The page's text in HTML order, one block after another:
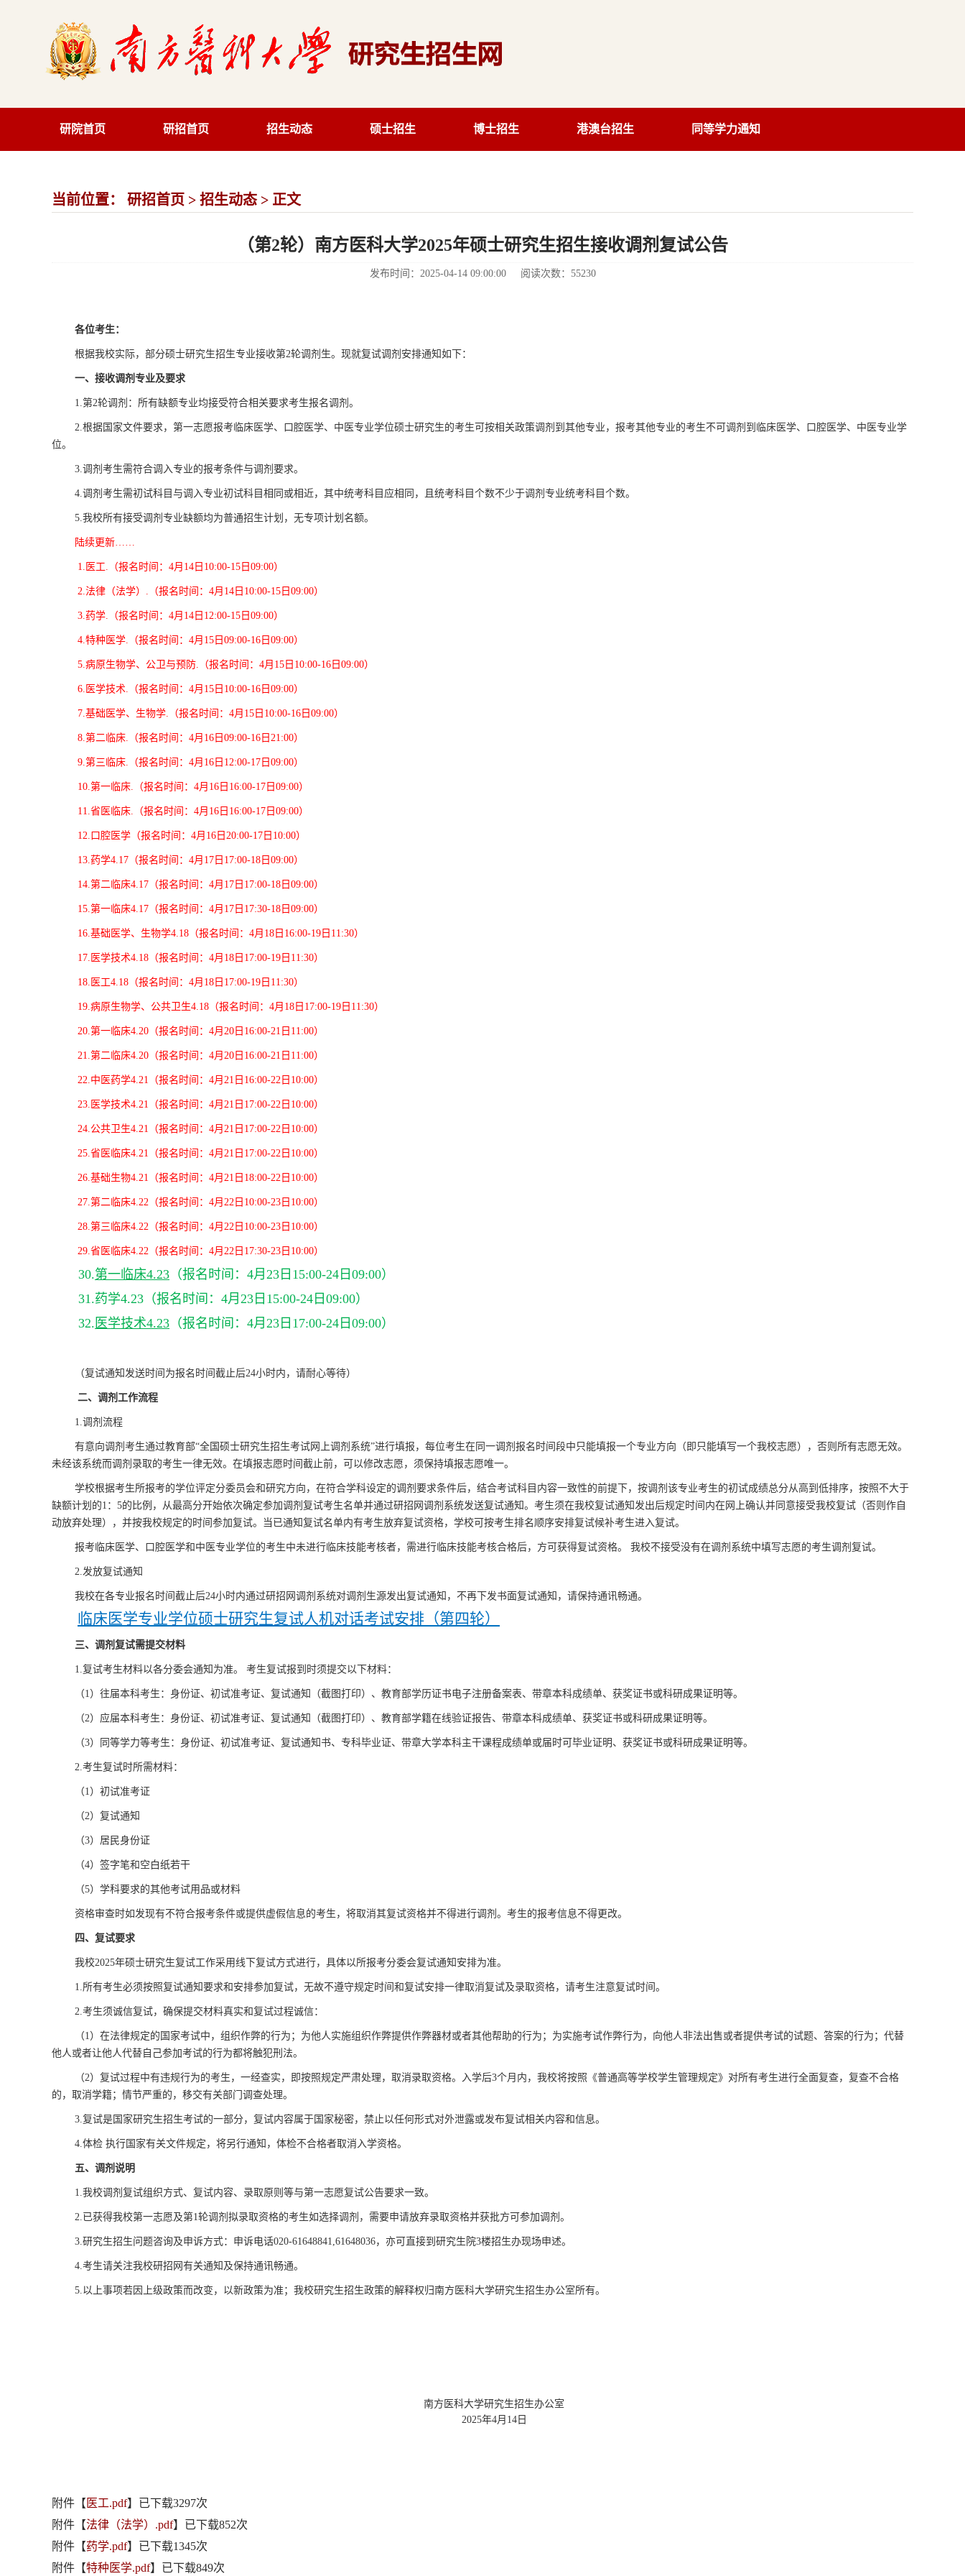
研院首页 研招首页 招生动态 硕士招生 博士招生 港澳台招生 同等学力通知
当前位置： 研招首页 > 招生动态> 正文
（第2轮）南方医科大学2025年硕士研究生招生接收调剂复试公告
发布时间：2025-04-14 09:00:00 阅读次数： 55230
各位考生：
根据我校实际，部分硕士研究生招生专业接收第2轮调剂生。现就复试调剂安排通知如下：
一、接收调剂专业及要求
1.第2轮调剂：所有缺额专业均接受符合相关要求考生报名调剂。
2.根据国家文件要求，第一志愿报考临床医学、口腔医学、中医专业学位硕士研究生的考生可按相关政策调剂到其他专业，报考其他专业的考生不可调剂到临床医学、口腔医学、中医专业学
位。
3.调剂考生需符合调入专业的报考条件与调剂要求。
4.调剂考生需初试科目与调入专业初试科目相同或相近，其中统考科目应相同，且统考科目个数不少于调剂专业统考科目个数。
5.我校所有接受调剂专业缺额均为普通招生计划，无专项计划名额。
陆续更新……
1. 医工. （报名时间：4月14日10:00-15日09:00）
2.法律（法学）. （报名时间：4月14日10:00-15日09:00）
3.药学. （报名时间：4月14日12:00-15日09:00）
4.特种医学. （报名时间：4月15日09:00-16日09:00）
5.病原生物学、公卫与预防. （报名时间：4月15日10:00-16日09:00）
6. 医学技术. （报名时间：4月15日10:00-16日09:00）
7.基础医学、生物学. （报名时间：4月15日10:00-16日09:00）
8.第二临床. （报名时间：4月16日09:00-16日21:00）
9.第三临床. （报名时间：4月16日12:00-17日09:00）
10.第一临床. （报名时间：4月16日16:00-17日09:00）
11.省医临床. （报名时间：4月16日16:00-17日09:00）
12. 口腔医学（报名时间：4月16日20:00-17日10:00）
13.药学4.17 （报名时间：4月17日17:00-18日09:00）
14.第二临床4.17 （报名时间：4月17日17:00-18日09:00）
15.第一临床4.17 （报名时间：4月17日17:30-18日09:00）
16.基础医学、生物学4.18（报名时间：4月18日16:00-19日11:30）
17. 医学技术4.18 （报名时间：4月18日17:00-19日11:30）
18. 医工4.18 （报名时间：4月18日17:00-19日11:30）
19.病原生物学、公共卫生4.18 （报名时间：4月18日17:00-19日11:30）
20.第一临床4.20 （报名时间：4月20日16:00-21日11:00）
21.第二临床4.20（报名时间：4月20日16:00-21日11:00）
22.中医药学4.21 （报名时间：4月21日16:00-22日10:00）
23. 医学技术4.21 （报名时间：4月21日17:00-22日10:00）
24.公共卫生4.21 （报名时间：4月21日17:00-22日10:00）
25.省医临床4.21 （报名时间：4月21日17:00-22日10:00）
26.基础生物4.21 （报名时间：4月21日18:00-22日10:00）
27.第二临床4.22 （报名时间：4月22日10:00-23日10:00）
28.第三临床4.22 （报名时间：4月22日10:00-23日10:00）
29.省医临床4.22 （报名时间：4月22日17:30-23日10:00）
30.第一临床4.23 （报名时间：4月23日15:00-24日09:00）
31.药学4.23 （报名时间：4月23日15:00-24日09:00）
32. 医学技术4.23 （报名时间：4月23日17:00-24日09:00）
（复试通知发送时间为报名时间截止后24小时内，请耐心等待）
二、调剂工作流程
1.调剂流程
有意向调剂考生通过教育部“全国硕士研究生招生考试网上调剂系统”进行填报，每位考生在同一调剂报名时间段中只能填报一个专业方向（即只能填写一个我校志愿），否则所有志愿无效。
未经该系统而调剂录取的考生一律无效。在填报志愿时间截止前，可以修改志愿，须保持填报志愿唯一。
学校根据考生所报考的学位评定分委员会和研究方向，在符合学科设定的调剂要求条件后，结合考试科目内容一致性的前提下，按调剂该专业考生的初试成绩总分从高到低排序，按照不大于
缺额计划的1：5的比例，从最高分开始依次确定参加调剂复试考生名单并通过研招网调剂系统发送复试通知。考生须在我校复试通知发出后规定时间内在网上确认并同意接受我校复试（否则作自
动放弃处理），并按我校规定的时间参加复试。当已通知复试名单内有考生放弃复试资格，学校可按考生排名顺序安排复试候补考生进入复试。
报考临床医学、口腔医学和中医专业学位的考生中未进行临床技能考核者，需进行临床技能考核合格后，方可获得复试资格。 我校不接受没有在调剂系统中填写志愿的考生调剂复试。
2.发放复试通知
我校在各专业报名时间截止后24小时内通过研招网调剂系统对调剂生源发出复试通知，不再下发书面复试通知，请保持通讯畅通。
临床医学专业学位硕士研究生复试人机对话考试安排（第四轮）
三、调剂复试需提交材料
1.复试考生材料以各分委会通知为准。 考生复试报到时须提交以下材料：
（1）往届本科考生：身份证、初试准考证、复试通知（截图打印）、教育部学历证书电子注册备案表、带章本科成绩单、获奖证书或科研成果证明等。
（2）应届本科考生：身份证、初试准考证、复试通知（截图打印）、教育部学籍在线验证报告、带章本科成绩单、获奖证书或科研成果证明等。
（3）同等学力等考生：身份证、初试准考证、复试通知书、专科毕业证、带章大学本科主干课程成绩单或届时可毕业证明、获奖证书或科研成果证明等。
2.考生复试时所需材料：
（1）初试准考证
（2）复试通知
（3）居民身份证
（4）签字笔和空白纸若干
（5）学科要求的其他考试用品或材料
资格审查时如发现有不符合报考条件或提供虚假信息的考生，将取消其复试资格并不得进行调剂。考生的报考信息不得更改。
四、复试要求
我校2025年硕士研究生复试工作采用线下复试方式进行，具体以所报考分委会复试通知安排为准。
1.所有考生必须按照复试通知要求和安排参加复试，无故不遵守规定时间和复试安排一律取消复试及录取资格，请考生注意复试时间。
2.考生须诚信复试，确保提交材料真实和复试过程诚信：
（1）在法律规定的国家考试中，组织作弊的行为；为他人实施组织作弊提供作弊器材或者其他帮助的行为；为实施考试作弊行为，向他人非法出售或者提供考试的试题、答案的行为；代替
他人或者让他人代替自己参加考试的行为都将触犯刑法。
（2）复试过程中有违规行为的考生，一经查实，即按照规定严肃处理，取消录取资格。入学后3个月内，我校将按照《普通高等学校学生管理规定》对所有考生进行全面复查，复查不合格
的，取消学籍；情节严重的，移交有关部门调查处理。
3.复试是国家研究生招生考试的一部分，复试内容属于国家秘密，禁止以任何形式对外泄露或发布复试相关内容和信息。
4.体检 执行国家有关文件规定，将另行通知，体检不合格者取消入学资格。
五、调剂说明
1.我校调剂复试组织方式、复试内容、录取原则等与第一志愿复试公告要求一致。
2.已获得我校第一志愿及第1轮调剂拟录取资格的考生如选择调剂，需要申请放弃录取资格并获批方可参加调剂。
3.研究生招生问题咨询及申诉方式：申诉电话020-61648841,61648036，亦可直接到研究生院3楼招生办现场申述。
4.考生请关注我校研招网有关通知及保持通讯畅通。
5.以上事项若因上级政策而改变，以新政策为准；我校研究生招生政策的解释权归南方医科大学研究生招生办公室所有。
南方医科大学研究生招生办公室
2025年4月14日
附件【 医工.pdf】已下载3297次
附件【法律（法学）.pdf】已下载852次
附件【药学.pdf】已下载1345次
附件【特种医学.pdf】已下载849次